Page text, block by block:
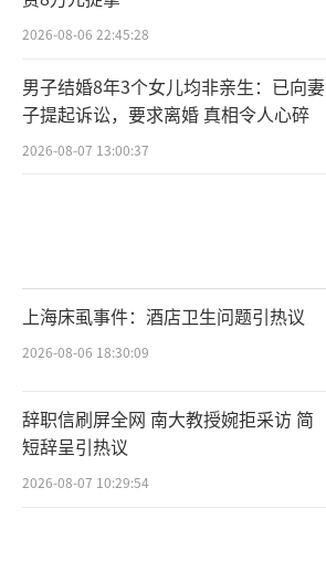
2026-08-06 22:45:28
男子结婚8年3个女儿均非亲生：已向妻
子提起诉讼，要求离婚 真相令人心碎
2026-08-07 13:00:37
上海床虱事件：酒店卫生问题引热议
2026-08-06 18:30:09
辞职信刷屏全网 南大教授婉拒采访 简
短辞呈引热议
2026-08-07 10:29:54